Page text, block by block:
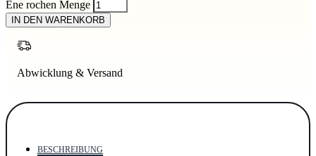
Ene rochen Menge
IN DEN WARENKORB
Abwicklung & Versand
BESCHREIBUNG